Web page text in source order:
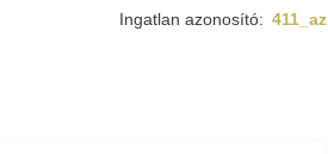
Ingatlan azonosító: 411_az